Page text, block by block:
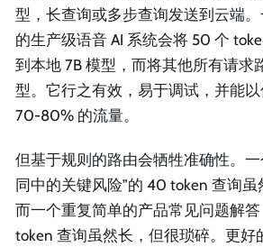
型，长查询或多步查询发送到云端
的生产级语音 AI 系统会将 50 个
到本地 7B 模型，而将其他所有请求
型。它行之有效，易于调试，并能
70-80% 的流量。
但基于规则的路由会牺牲准确性。
同中的关键风险”的 40 token 查询虽
而一个重复简单的产品常见问题解
token 查询虽然长，但很琐碎。更好